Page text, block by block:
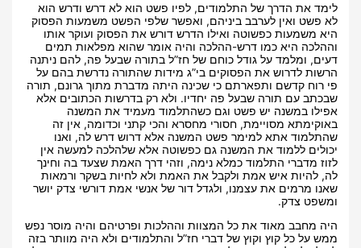
לימד את הדרך של התלמודים, לפיו פשט הוא לא דרש ודרש הוא
לא פשט ואין לערבב ביניהם, ואפשר שלפי הפשט משמעות הפסוק
היא משמעות כפשוטה ואילו הדרש דורש את הפסוק ועוקר אותו
וההלכה היא כמו דרש-ההלכה והיה אומר שהוא מפלאות תמים
דעים, ומלמד על גודל כוחם של חז”ל בתורה שבעל פה, להם ניתנה
הרשות לדרוש את הפסוקים בי”ג מידות שהתורה נדרשת בהם על
פי רוח קדשם ותפארתם כי שכינה היתה מדברת מתוך גרונם, תורה
שבכתב עם תורה שבעל פה יחדיו. ולא רק בדרשות הכתובים אלא
אפילו במשנה יש פשט וגם כשהתלמוד מעמיד את המשנה
באוקימתא מסויימת, חסורי מחסרא והכי קתני וכדומה, אין זה
שהתלמוד אתא למימר פשט המשנה אלא דרוש דרש לה, ואנו
יכולים ללמוד את המשנה גם כפשוטה אלא שלהלכה למעשה אין
לזוז מדברי התלמוד כמלא נימה, וזהי דרך האמת שצעד בה וחינך
לה, להיות איש אמת ולקבל את האמת ולא לחיות בשקר ורמאות
שאנו מרמים את עצמנו, ולגדל דור של אנשי אמת דורשי צדק יושר
ומשפט צדק.
היה מחבב מאוד את כל המצוות וההלכות ופרטיהם והיה מוסר נפש
ממש על כל קוץ וקוץ של דברי חז”ל והתלמודים ולא היה מוותר בזה